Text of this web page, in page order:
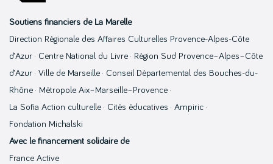
Soutiens financiers de La Marelle
Direction Régionale des Affaires Culturelles Provence-Alpes-Côte
d’Azur · Centre National du Livre · Région Sud Provence–Alpes–Côte
d’Azur · Ville de Marseille · Conseil Départemental des Bouches-du-
Rhône · Métropole Aix–Marseille–Provence ·
La Sofia Action culturelle · Cités éducatives · Ampiric ·
Fondation Michalski
Avec le financement solidaire de
France Active